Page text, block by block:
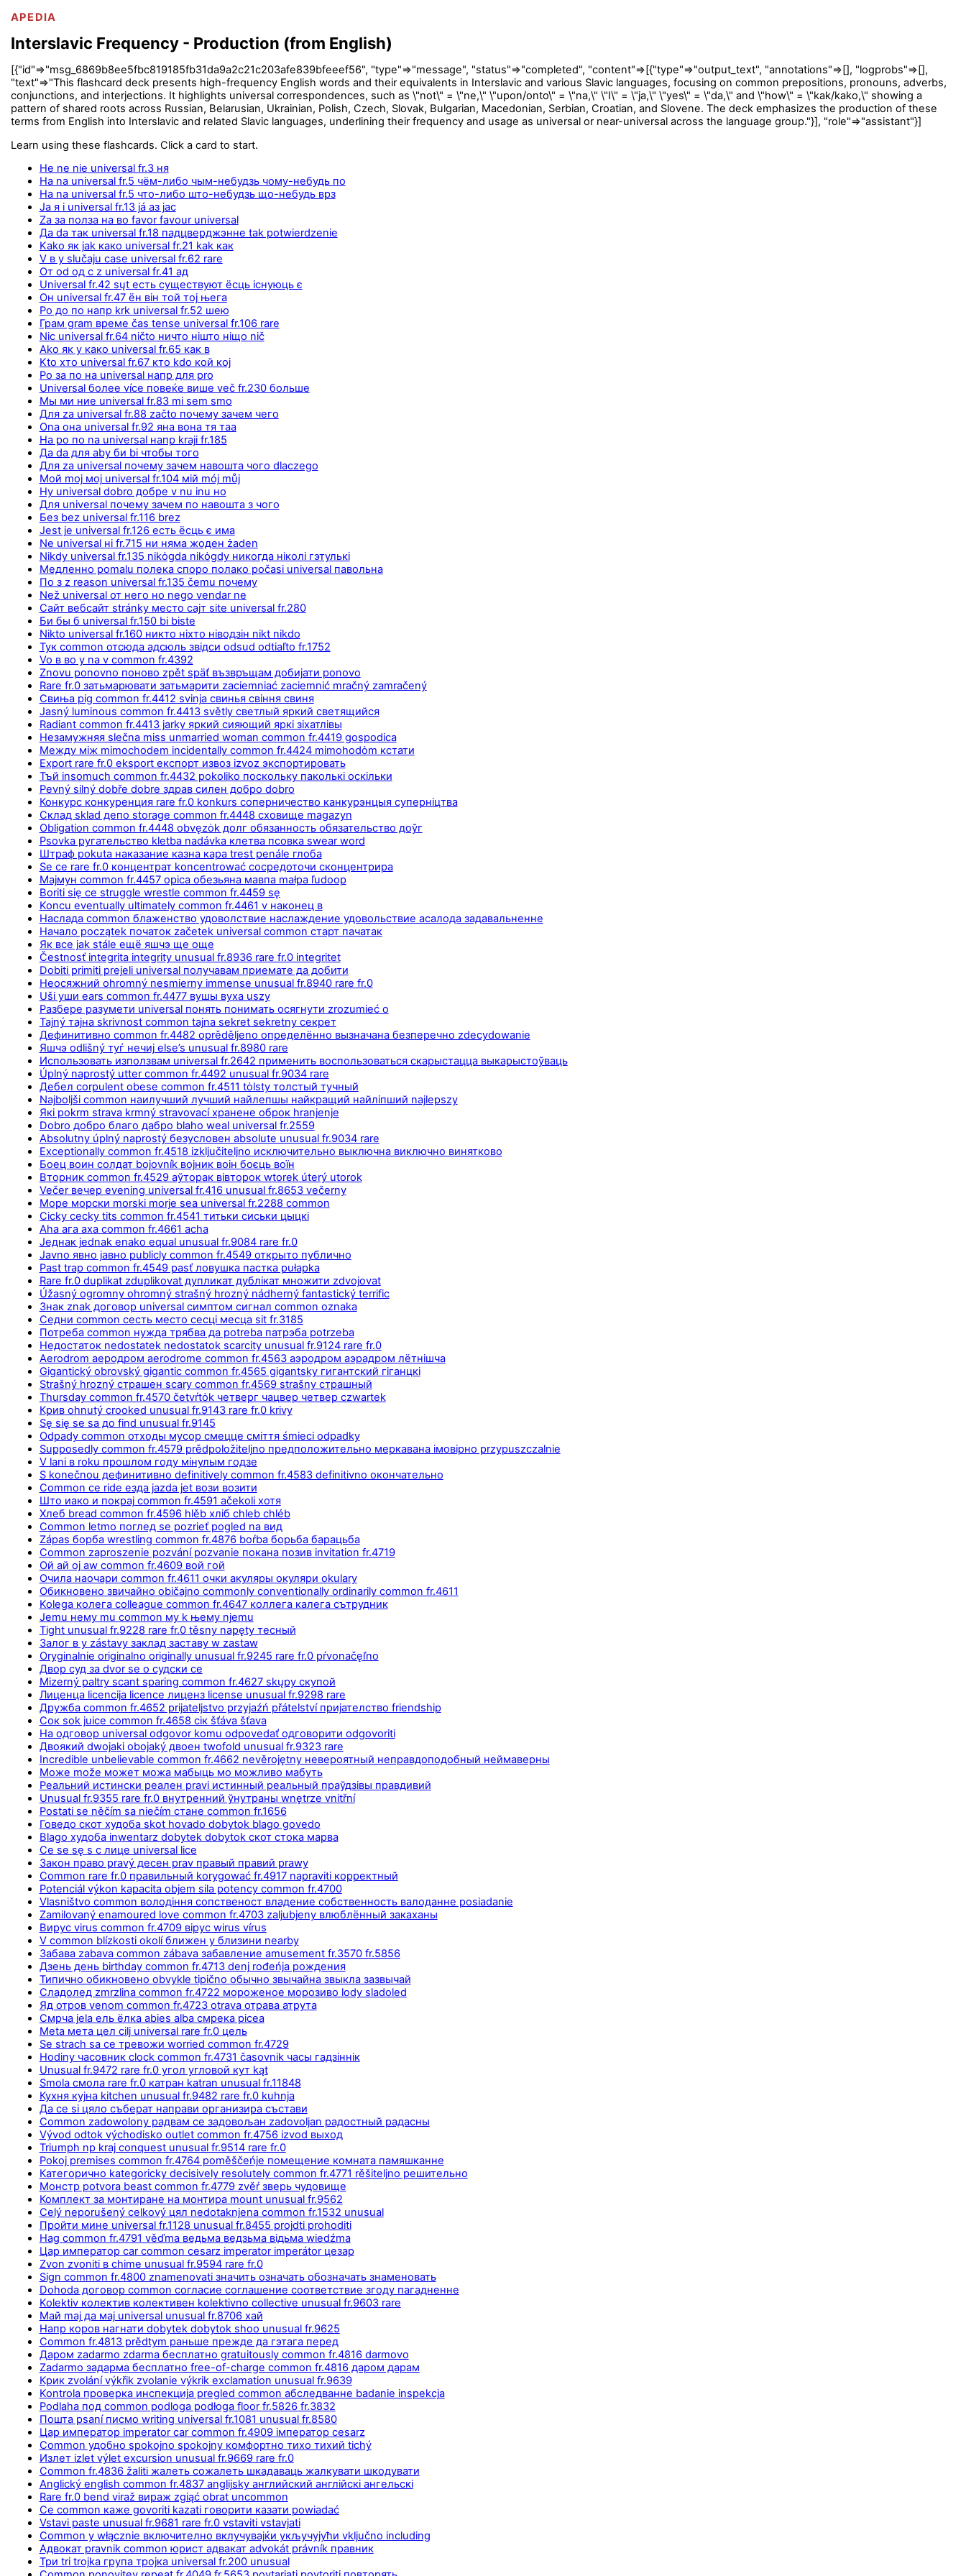
APEDIA
Interslavic Frequency - Production (from English)
[{"id"=>"msg_6869b8ee5fbc819185fb31da9a2c21c203afe839bfeeef56", "type"=>"message", "status"=>"completed", "content"=>[{"type"=>"output_text", "annotations"=>[], "logprobs"=>[],
"text"=>"This flashcard deck presents high-frequency English words and their equivalents in Interslavic and various Slavic languages, focusing on common prepositions, pronouns, adverbs,
conjunctions, and interjections. It highlights universal correspondences, such as \"not\" = \"ne,\" \"upon/onto\" = \"na,\" \"I\" = \"ja,\" \"yes\" = \"da,\" and \"how\" = \"kak/kako,\" showing a
pattern of shared roots across Russian, Belarusian, Ukrainian, Polish, Czech, Slovak, Bulgarian, Macedonian, Serbian, Croatian, and Slovene. The deck emphasizes the production of these
terms from English into Interslavic and related Slavic languages, underlining their frequency and usage as universal or near-universal across the language group."}], "role"=>"assistant"}]
Learn using these flashcards. Click a card to start.
Не ne nie universal fr.3 ня
На na universal fr.5 чём-либо чым-небудзь чому-небудь по
На na universal fr.5 что-либо што-небудзь що-небудь врз
Ja я i universal fr.13 já аз јас
Za за полза на во favor favour universal
Да da так universal fr.18 падцверджэнне tak potwierdzenie
Kako як jak како universal fr.21 kak как
V в у slučaju case universal fr.62 rare
От od од с z universal fr.41 ад
Universal fr.42 sųt есть существуют ёсць існуюць є
Он universal fr.47 ён він той тој њега
Po до по напр krk universal fr.52 шею
Грам gram време čas tense universal fr.106 rare
Nic universal fr.64 ničto ничто нішто ніщо nič
Ako як у како universal fr.65 как в
Kto хто universal fr.67 кто kdo кой кој
Po за по на universal напр для pro
Universal более více повеќе више več fr.230 больше
Мы ми ние universal fr.83 mi sem smo
Для za universal fr.88 začto почему зачем чего
Ona она universal fr.92 яна вона тя таа
На po по na universal напр kraji fr.185
Да da для aby би bi чтобы того
Для za universal почему зачем навошта чого dlaczego
Мой moj мој universal fr.104 мій mój můj
Ну universal dobro добре v nu inu но
Для universal почему зачем по навошта з чого
Без bez universal fr.116 brez
Jest je universal fr.126 есть ёсць є има
Ne universal ні fr.715 ни няма жоден żaden
Nikdy universal fr.135 nikȯgda nikȯgdy никогда ніколі гэтулькі
Медленно pomalu полека споро полако počasi universal павольна
По з z reason universal fr.135 čemu почему
Než universal от него но nego vendar ne
Сайт вебсайт stránky место сајт site universal fr.280
Би бы б universal fr.150 bi biste
Nikto universal fr.160 никто ніхто ніводзін nikt nikdo
Тук common отсюда адсюль звідси odsud odtiaľto fr.1752
Vo в во у na v common fr.4392
Znovu ponovno поново zpět späť възвръщам добијати ponovo
Rare fr.0 затьмарювати затьмарити zaciemniać zaciemnić mračný zamračený
Свиња pig common fr.4412 svinja свинья свіння свиня
Jasný luminous common fr.4413 světly светлый яркий светящийся
Radiant common fr.4413 jarky яркий сияющий яркі зіхатлівы
Незамужняя slečna miss unmarried woman common fr.4419 gospodica
Между між mimochodem incidentally common fr.4424 mimohodȯm кстати
Export rare fr.0 eksport експорт извоз izvoz экспортировать
Тъй insomuch common fr.4432 pokoliko поскольку паколькі оскільки
Pevný silný dobře dobre здрав силен добро dobro
Конкурс конкуренция rare fr.0 konkurs соперничество канкурэнцыя суперніцтва
Склад sklad депо storage common fr.4448 сховище magazyn
Obligation common fr.4448 obvęzȯk долг обязанность обязательство доўг
Psovka ругательство kletba nadávka клетва псовка swear word
Штраф pokuta наказание казна кара trest penále глоба
Se се rare fr.0 концентрат koncentrować сосредоточи сконцентрира
Мајмун common fr.4457 opica обезьяна мавпа małpa ľudoop
Boriti się се struggle wrestle common fr.4459 sę
Koncu eventually ultimately common fr.4461 v наконец в
Наслада common блаженство удоволствие наслаждение удовольствие асалода задавальненне
Начало początek початок začetek universal common старт пачатак
Як все jak stále ещё яшчэ ще още
Čestnosť integrita integrity unusual fr.8936 rare fr.0 integritet
Dobiti primiti prejeli universal получавам приемате да добити
Неосяжний ohromný nesmierny immense unusual fr.8940 rare fr.0
Uši уши ears common fr.4477 вушы вуха uszy
Разбере разумети universal понять понимать осягнути zrozumieć o
Tajný тајна skrivnost common tajna sekret sekretny секрет
Дефинитивно common fr.4482 oprěděljeno определённо вызначана безперечно zdecydowanie
Яшчэ odlišný туѓ нечиј else’s unusual fr.8980 rare
Использовать използвам universal fr.2642 применить воспользоваться скарыстацца выкарыстоўваць
Úplný naprostý utter common fr.4492 unusual fr.9034 rare
Дебел corpulent obese common fr.4511 tȯlsty толстый тучный
Najboljši common наилучший лучший найлепшы найкращий найліпший najlepszy
Які pokrm strava krmný stravovací хранене оброк hranjenje
Dobro добро благо дабро blaho weal universal fr.2559
Absolutny úplný naprostý безусловен absolute unusual fr.9034 rare
Exceptionally common fr.4518 izključiteljno исключительно выключна виключно винятково
Боец воин солдат bojovník војник воін боєць воїн
Вторник common fr.4529 аўторак вівторок wtorek úterý utorok
Večer вечер evening universal fr.416 unusual fr.8653 večerny
Море морски morski morje sea universal fr.2288 common
Cicky cecky tits common fr.4541 титьки сиськи цыцкі
Aha ага аха common fr.4661 acha
Једнак jednak enako equal unusual fr.9084 rare fr.0
Javno явно јавно publicly common fr.4549 открыто публично
Past trap common fr.4549 pasť ловушка пастка pułapka
Rare fr.0 duplikat zduplikovat дупликат дублікат множити zdvojovat
Úžasný ogromny ohromný strašný hrozný nádherný fantastický terrific
Знак znak договор universal симптом сигнал common oznaka
Седни common сесть место сесці месца sit fr.3185
Потреба common нужда трябва да potreba патрэба potrzeba
Недостаток nedostatek nedostatok scarcity unusual fr.9124 rare fr.0
Aerodrom аеродром aerodrome common fr.4563 аэродром аэрадром лётнішча
Gigantický obrovský gigantic common fr.4565 gigantsky гигантский гіганцкі
Strašný hrozný страшен scary common fr.4569 strašny страшный
Thursday common fr.4570 četvŕtȯk четверг чацвер четвер czwartek
Крив ohnutý crooked unusual fr.9143 rare fr.0 krivy
Sę się se sa до find unusual fr.9145
Odpady common отходы мусор смецце сміття śmieci odpadky
Supposedly common fr.4579 prědpoložiteljno предположительно меркавана імовірно przypuszczalnie
V lani в roku прошлом году мінулым годзе
S konečnou дефинитивно definitively common fr.4583 definitivno окончательно
Common се ride езда jazda jet вози возити
Што иако и покрај common fr.4591 ačekoli хотя
Хлеб bread common fr.4596 hlěb хліб chleb chléb
Common letmo поглед se pozrieť pogled na вид
Zápas борба wrestling common fr.4876 boŕba борьба барацьба
Common zaproszenie pozvání pozvanie покана позив invitation fr.4719
Ой ай oj aw common fr.4609 вой гой
Очила наочари common fr.4611 очки акуляры окуляри okulary
Обикновено звичайно običajno commonly conventionally ordinarily common fr.4611
Kolega колега colleague common fr.4647 коллега калега сътрудник
Jemu нему mu common му k њему njemu
Tight unusual fr.9228 rare fr.0 těsny napęty тесный
Залог в у zástavy заклад заставу w zastaw
Oryginalnie originalno originally unusual fr.9245 rare fr.0 pŕvonačęľno
Двор суд за dvor se o судски се
Mizerný paltry scant sparing common fr.4627 skųpy скупой
Лиценца licencija licence лиценз license unusual fr.9298 rare
Дружба common fr.4652 prijateljstvo przyjaźń přátelství пријателство friendship
Сок sok juice common fr.4658 сік šťáva šťava
На одговор universal odgovor komu odpovedať одговорити odgovoriti
Двоякий dwojaki obojaký двоен twofold unusual fr.9323 rare
Incredible unbelievable common fr.4662 nevěrojętny невероятный неправдоподобный неймаверны
Може može может можа мабыць мо можливо мабуть
Реальний истински реален pravi истинный реальный праўдзівы правдивий
Unusual fr.9355 rare fr.0 внутренний ўнутраны wnętrze vnitřní
Postati se něčím sa niečím стане common fr.1656
Говедо скот худоба skot hovado dobytok blago govedo
Blago худоба inwentarz dobytek dobytok скот стока марва
Се se sę s с лице universal lice
Закон право pravý десен prav правый правий prawy
Common rare fr.0 правильный korygować fr.4917 napraviti корректный
Potenciál výkon kapacita objem sila potency common fr.4700
Vlasništvo common володіння сопственост владение собственность валоданне posiadanie
Zamilovaný enamoured love common fr.4703 zaljubjeny влюблённый закаханы
Вирус virus common fr.4709 вірус wirus vírus
V common blízkosti okolí ближен у близини nearby
Забава zabava common zábava забавление amusement fr.3570 fr.5856
Дзень день birthday common fr.4713 denj rođeńja рождения
Типично обикновено obvykle tipično обычно звычайна звыкла зазвычай
Сладолед zmrzlina common fr.4722 мороженое морозиво lody sladoled
Яд отров venom common fr.4723 otrava отрава атрута
Смрча jela ель ёлка abies alba смрека picea
Meta мета цел cilj universal rare fr.0 цель
Se strach sa се тревожи worried common fr.4729
Hodiny часовник clock common fr.4731 časovnik часы гадзіннік
Unusual fr.9472 rare fr.0 угол угловой кут kąt
Smola смола rare fr.0 катран katran unusual fr.11848
Кухня кујна kitchen unusual fr.9482 rare fr.0 kuhnja
Да се si цяло съберат направи организира състави
Common zadowolony радвам се задовољан zadovoljan радостный радасны
Vývod odtok východisko outlet common fr.4756 izvod выход
Triumph np kraj conquest unusual fr.9514 rare fr.0
Pokoj premises common fr.4764 poměščeńje помещение комната памяшканне
Категорично kategoricky decisively resolutely common fr.4771 rěšiteljno решительно
Монстр potvora beast common fr.4779 zvěŕ зверь чудовище
Комплект за монтиране на монтира mount unusual fr.9562
Celý neporušený celkový цял nedotaknjena common fr.1532 unusual
Пройти мине universal fr.1128 unusual fr.8455 projdti prohoditi
Hag common fr.4791 věďma ведьма ведзьма відьма wiedźma
Цар император car common cesarz imperator imperátor цезар
Zvon zvoniti в chime unusual fr.9594 rare fr.0
Sign common fr.4800 znamenovati значить означать обозначать знаменовать
Dohoda договор common согласие соглашение соответствие згоду пагадненне
Kolektiv колектив колективен kolektivno collective unusual fr.9603 rare
Май maj да мај universal unusual fr.8706 хай
Напр коров нагнати dobytek dobytok shoo unusual fr.9625
Common fr.4813 prědtym раньше прежде да гэтага перед
Даром zadarmo zdarma бесплатно gratuitously common fr.4816 darmovo
Zadarmo задарма бесплатно free-of-charge common fr.4816 даром дарам
Крик zvolání výkřik zvolanie výkrik exclamation unusual fr.9639
Kontrola проверка инспекција pregled common абследванне badanie inspekcja
Podlaha под common podloga podłoga floor fr.5826 fr.3832
Пошта psaní писмо writing universal fr.1081 unusual fr.8580
Цар император imperator car common fr.4909 імператор cesarz
Common удобно spokojno spokojny комфортно тихо тихий tichý
Излет izlet výlet excursion unusual fr.9669 rare fr.0
Common fr.4836 žaliti жалеть сожалеть шкадаваць жалкувати шкодувати
Anglický english common fr.4837 anglijsky английский англійскі ангельскі
Rare fr.0 bend viraž вираж zgiąć obrat uncommon
Се common каже govoriti kazati говорити казати powiadać
Vstavi paste unusual fr.9681 rare fr.0 vstaviti vstavjati
Common у włącznie включително вклучувајќи укључујући vključno including
Адвокат pravnik common юрист адвакат advokát právník правник
Три tri trojka група тројка universal fr.200 unusual